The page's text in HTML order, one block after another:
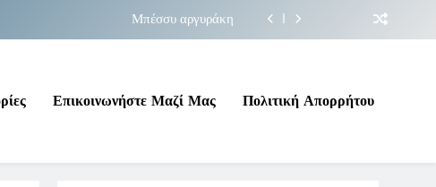
Μπέσσυ αργυράκη
σε επικίνδυνη γεωπολιτική συγκυρία
Μπέσσυ αργυράκη
Επικοινωνήστε Μαζί Μας Πολιτική Απορρήτου